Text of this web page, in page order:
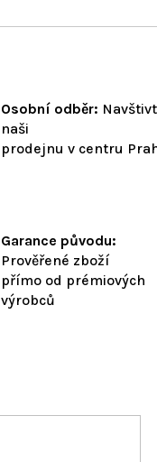
Osobní odběr:
naši
prodejnu v centru
Garance původu:
Prověřené zboží
přímo od prémiových
výrobců